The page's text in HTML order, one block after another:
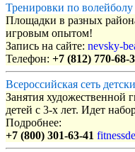
Тренировки по
Площадки в разных
игровым опытом!
Запись на сайте: nevsky-
Телефон: +7 (812) 770-68-
Всероссийская сеть
Занятия художественной
детей с 3-х лет. Идет
Подробнее:
+7 (800) 301-63-41